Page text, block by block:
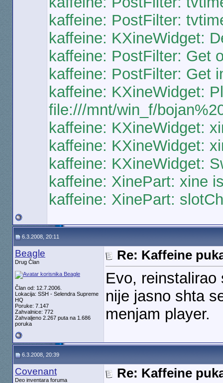
kaffeine: PostFilter:
kaffeine: KXineWidget:
kaffeine: PostFilter: Get
kaffeine: PostFilter: Get
kaffeine: KXineWidget:
file:///mnt/win_f/
kaffeine: KXineWidget:
kaffeine: KXineWidget:
kaffeine: KXineWidget:
kaffeine: XinePart: xine
kaffeine: XinePart:
6.3.2008, 20:11
Beagle
Drug Član
Član od: 12.7.2006.
Lokacija: SSH - Selendra Supreme
HQ
Poruke: 7.147
Zahvalnice: 772
Zahvaljeno 2.267 puta na 1.686
poruka
Re: Kaffeine
Evo,
nije jasno shta
menjam player.
6.3.2008, 20:39
Covenant
Deo inventara foruma Re: Kaffeine